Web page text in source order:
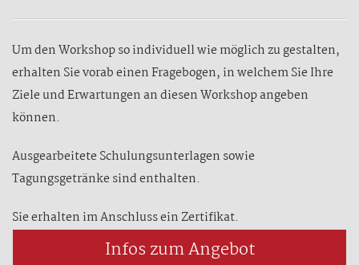
Um den Workshop so individuell wie möglich zu gestalten,
erhalten Sie vorab einen Fragebogen, in welchem Sie Ihre
Ziele und Erwartungen an diesen Workshop angeben
können.
Ausgearbeitete Schulungsunterlagen sowie
Tagungsgetränke sind enthalten.
Sie erhalten im Anschluss ein Zertifikat.
Infos zum Angebot